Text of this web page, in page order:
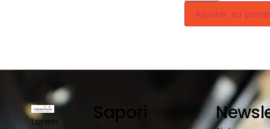
Ajouter au
Lorem
Sapori